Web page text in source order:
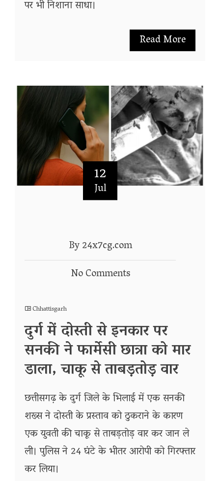
पर भी निशाना साधा।
Read More
12
Jul
By 24x7cg.com
No Comments
Chhattisgarh
दुर्ग में दोस्ती से इनकार पर
सनकी ने फार्मेसी छात्रा को मार
डाला, चाकू से ताबड़तोड़ वार
छत्तीसगढ़ के दुर्ग जिले के भिलाई में एक सनकी
शख्स ने दोस्ती के प्रस्ताव को ठुकराने के कारण
एक युवती की चाकू से ताबड़तोड़ वार कर जान ले
ली। पुलिस ने 24 घंटे के भीतर आरोपी को गिरफ्तार
कर लिया।